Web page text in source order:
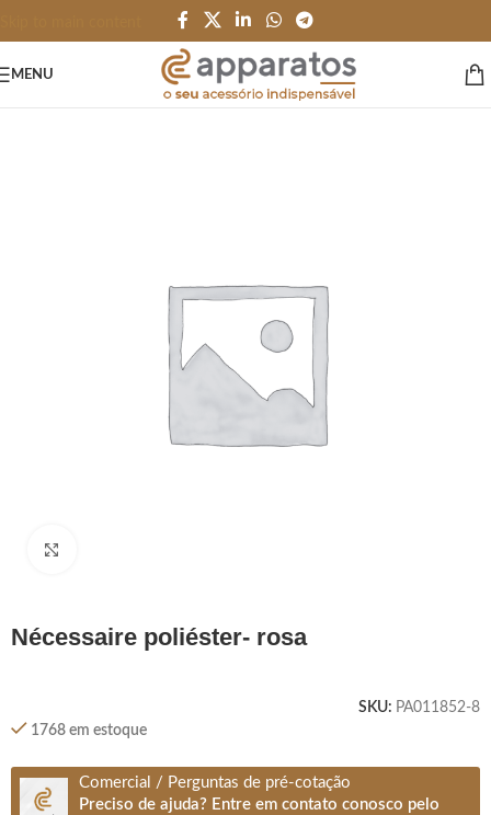
MENU
NECESSAIRE e CARTEIRA
nécessaire poliéster- rosa
SKU: PA011852-8
1768 em estoque
Comercial / Perguntas de pré-cotação
Preciso de ajuda? Entre em contato conosco pelo